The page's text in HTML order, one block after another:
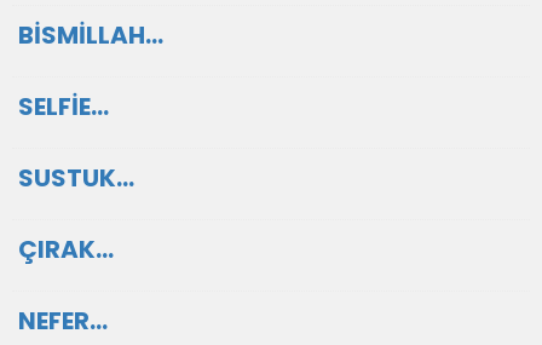
BİSMİLLAH…
SELFİE...
SUSTUK…
ÇIRAK…
NEFER…